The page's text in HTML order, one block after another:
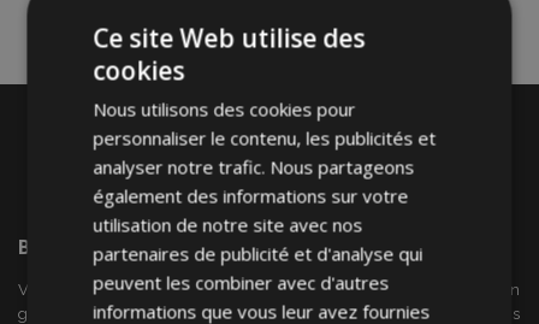
Bienvenue SurVTVAuto
VTV voiture est un détaillant européen et fournisseur en
gros d'accessoires automobiles tels que:. les enjoliveurs, les
Ce site Web utilise des
cookies
Nous utilisons des cookies pour
personnaliser le contenu, les publicités et
analyser notre trafic. Nous partageons
également des informations sur votre
utilisation de notre site avec nos
partenaires de publicité et d'analyse qui
peuvent les combiner avec d'autres
informations que vous leur avez fournies